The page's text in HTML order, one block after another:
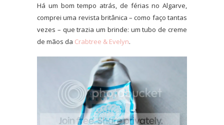
Há um bom tempo atrás, de férias no Algarve,
comprei uma revista britânica – como faço tantas
vezes – que trazia um brinde: um tubo de creme
de mãos da Crabtree & Evelyn.